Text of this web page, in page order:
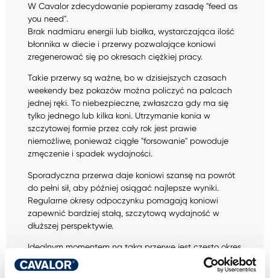
W Cavalor zdecydowanie popieramy zasadę "feed as
you need".
Brak nadmiaru energii lub białka, wystarczająca ilość
błonnika w diecie i przerwy pozwalające koniowi
zregenerować się po okresach ciężkiej pracy.
Takie przerwy są ważne, bo w dzisiejszych czasach
weekendy bez pokazów można policzyć na palcach
jednej ręki. To niebezpieczne, zwłaszcza gdy ma się
tylko jednego lub kilka koni. Utrzymanie konia w
szczytowej formie przez cały rok jest prawie
niemożliwe, ponieważ ciągłe "forsowanie" powoduje
zmęczenie i spadek wydajności.
Sporadyczna przerwa daje koniowi szansę na powrót
do pełni sił, aby później osiągać najlepsze wyniki.
Regularne okresy odpoczynku pomagają koniowi
zapewnić bardziej stałą, szczytową wydajność w
dłuższej perspektywie.
Idealnym momentem na taką przerwę jest często okres
między sezonami. Aby koń osiągał jak najlepsze wyniki
w kolejnym sezonie, jego organizm musi funkcjonować